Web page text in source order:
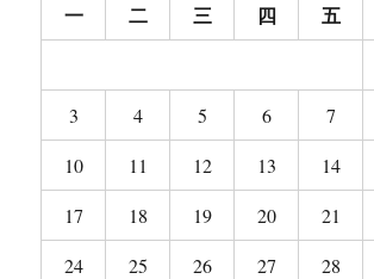
一 二 三 四 五
3
4 5 6 7
10
11 12 13 14
17
18 19 20 21
24
25 26 27 28